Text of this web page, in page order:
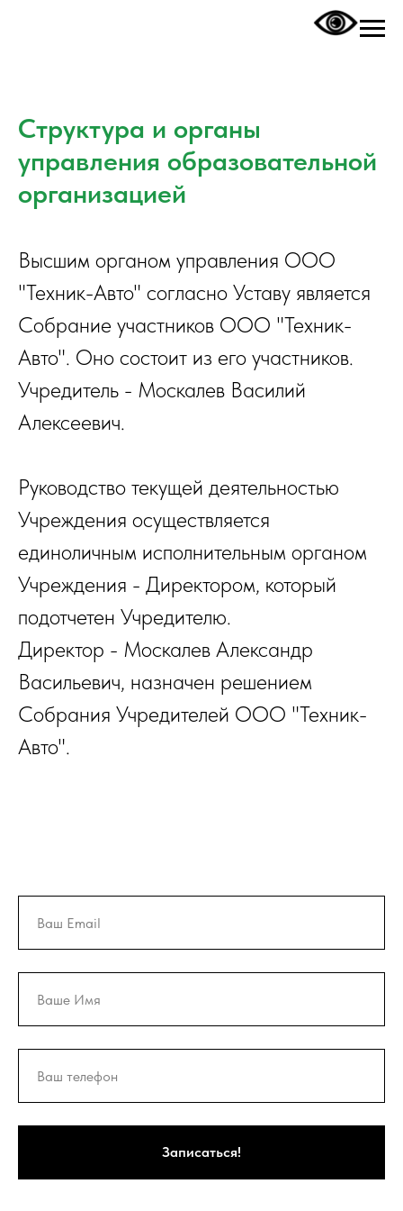
Структура и органы
управления образовательной
организацией
Высшим органом управления ООО
"Техник-Авто" согласно Уставу является
Собрание участников ООО "Техник-
Авто". Оно состоит из его участников.
Учредитель - Москалев Василий
Алексеевич.
Руководство текущей деятельностью
Учреждения осуществляется
единоличным исполнительным органом
Учреждения - Директором, который
подотчетен Учредителю.
Директор - Москалев Александр
Васильевич, назначен решением
Собрания Учредителей ООО "Техник-
Авто".
Записаться!